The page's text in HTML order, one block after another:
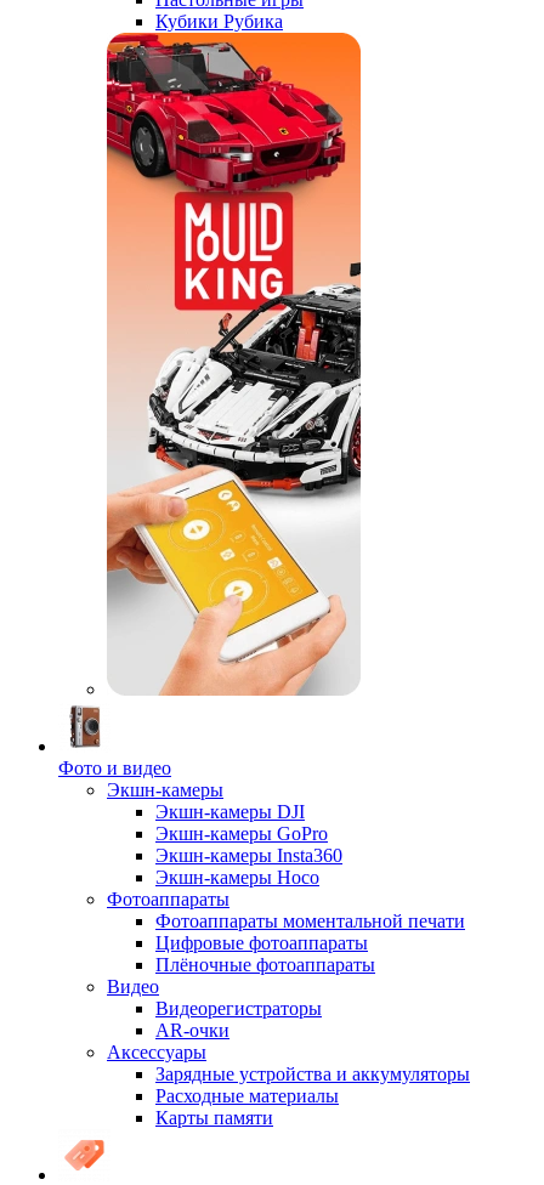
Кубики Рубика
Фото и видео
Экшн-камеры
Экшн-камеры DJI
Экшн-камеры GoPro
Экшн-камеры Insta360
Экшн-камеры Hoco
Фотоаппараты
Фотоаппараты моментальной печати
Цифровые фотоаппараты
Плёночные фотоаппараты
Видео
Видеорегистраторы
AR-очки
Аксессуары
Зарядные устройства и аккумуляторы
Расходные материалы
Карты памяти